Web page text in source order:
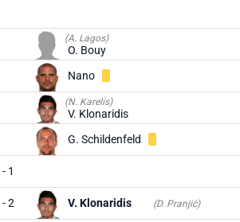
(A. Lagos)
O. Bouy
Nano
(N. Karelis)
V. Klonaridis
G. Schildenfeld
1
- 2 V. Klonaridis (D. Pranjić)